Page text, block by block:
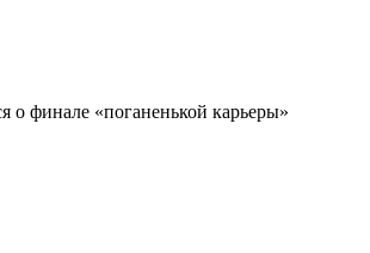
о финале «поганенькой карьеры»